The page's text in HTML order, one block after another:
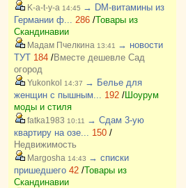
K-a-t-y-a 14:45 → DM-витамины из
Германии ф... 286/Товары из
Скандинавии
Мадам Пчелкина 13:41
→ новости
ТУТ 184/Вместе дешевле Сад
огород
Yukonkol 14:37 → Белье для
женщин с пышным... 192/Шоурум
моды и стиля
fatka1983 10:11
→ Сдам 3-ую
квартиру на озе... 150/
Недвижимость
Margosha 14:43 → списки
пришедшего 42/Товары из
Скандинавии